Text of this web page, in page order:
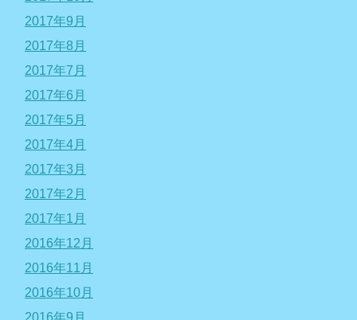
2017年9月
2017年8月
2017年7月
2017年6月
2017年5月
2017年4月
2017年3月
2017年2月
2017年1月
2016年12月
2016年11月
2016年10月
2016年9月